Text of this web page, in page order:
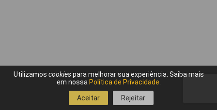
Utilizamos cookiespara melhorar sua experiência. Saiba mais
em nossa Política de Privacidade
Aceitar Rejeitar